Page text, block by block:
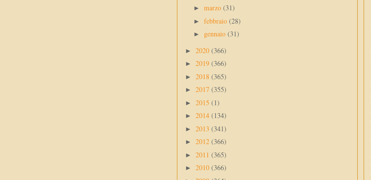
► marzo (31)
► febbraio (28)
► gennaio (31)
► 2020 (366)
► 2019 (366)
► 2018 (365)
► 2017 (355)
► 2015 (1)
► 2014 (134)
► 2013 (341)
► 2012 (366)
► 2011 (365)
► 2010 (366)